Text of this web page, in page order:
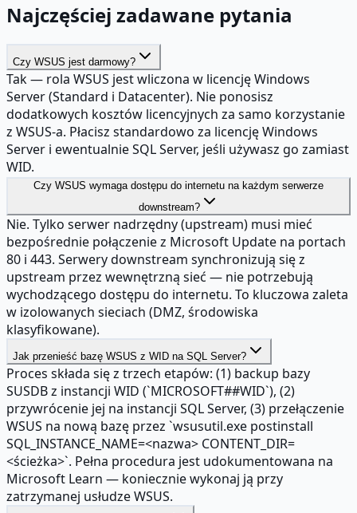
Najczęściej zadawane pytania
Czy WSUS jest darmowy?
Tak — rola WSUS jest wliczona w licencję Windows
Server (Standard i Datacenter). Nie ponosisz
dodatkowych kosztów licencyjnych za samo korzystanie
z WSUS-a. Płacisz standardowo za licencję Windows
Server i ewentualnie SQL Server, jeśli używasz go zamiast
WID.
Czy WSUS wymaga dostępu do internetu na każdym serwerze
downstream?
Nie. Tylko serwer nadrzędny (upstream) musi mieć
bezpośrednie połączenie z Microsoft Update na portach
80 i 443. Serwery downstream synchronizują się z
upstream przez wewnętrzną sieć — nie potrzebują
wychodzącego dostępu do internetu. To kluczowa zaleta
w izolowanych sieciach (DMZ, środowiska
klasyfikowane).
Jak przenieść bazę WSUS z WID na SQL Server?
Proces składa się z trzech etapów: (1) backup bazy
SUSDB z instancji WID (`MICROSOFT##WID`), (2)
przywrócenie jej na instancji SQL Server, (3) przełączenie
WSUS na nową bazę przez `wsusutil.exe postinstall
SQL_INSTANCE_NAME=<nazwa> CONTENT_DIR=
<ścieżka>`. Pełna procedura jest udokumentowana na
Microsoft Learn — koniecznie wykonaj ją przy
zatrzymanej usłudze WSUS.